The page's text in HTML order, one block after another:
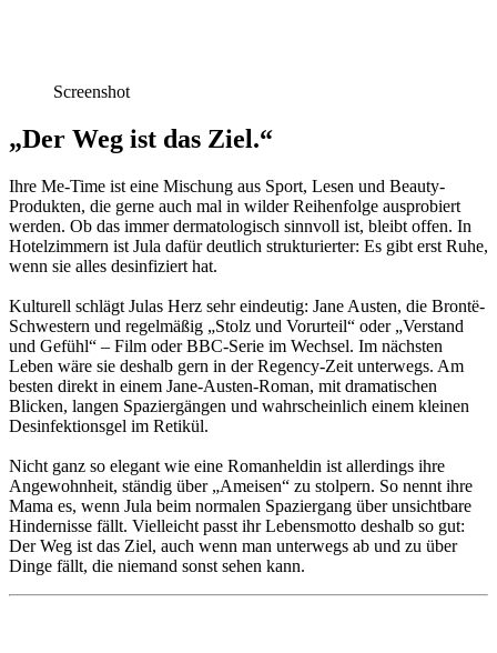
Screenshot
„Der Weg ist das Ziel.“
Ihre Me-Time ist eine Mischung aus Sport, Lesen und Beauty-
Produkten, die gerne auch mal in wilder Reihenfolge ausprobiert
werden. Ob das immer dermatologisch sinnvoll ist, bleibt offen. In
Hotelzimmern ist Jula dafür deutlich strukturierter: Es gibt erst Ruhe,
wenn sie alles desinfiziert hat.
Kulturell schlägt Julas Herz sehr eindeutig: Jane Austen, die Brontë-
Schwestern und regelmäßig „Stolz und Vorurteil“ oder „Verstand
und Gefühl“ – Film oder BBC-Serie im Wechsel. Im nächsten
Leben wäre sie deshalb gern in der Regency-Zeit unterwegs. Am
besten direkt in einem Jane-Austen-Roman, mit dramatischen
Blicken, langen Spaziergängen und wahrscheinlich einem kleinen
Desinfektionsgel im Retikül.
Nicht ganz so elegant wie eine Romanheldin ist allerdings ihre
Angewohnheit, ständig über „Ameisen“ zu stolpern. So nennt ihre
Mama es, wenn Jula beim normalen Spaziergang über unsichtbare
Hindernisse fällt. Vielleicht passt ihr Lebensmotto deshalb so gut:
Der Weg ist das Ziel, auch wenn man unterwegs ab und zu über
Dinge fällt, die niemand sonst sehen kann.